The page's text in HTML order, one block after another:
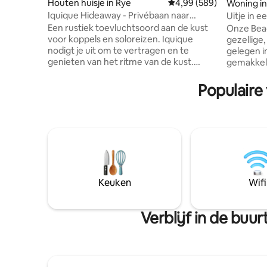
Houten huisje in Rye Gemiddelde
4,99 (589)
Iquique Hideaway - Privébaan naar
Ocean Beach
Een rustiek toevluchtsoord aan de kust
voor koppels en soloreizen. Iquique
nodigt je uit om te vertragen en te
genieten van het ritme van de kust.
open lucht, genesteld tussen inheemse
naar de plaatselijke warmwaterbronnen
en eetgelegenheden
Woning
Uitje in
Onze
gelegen
en
genieten
een dagbed. Gelegen op
Estate
rit/
centrum
Keuken Wifi
Verblijf in de